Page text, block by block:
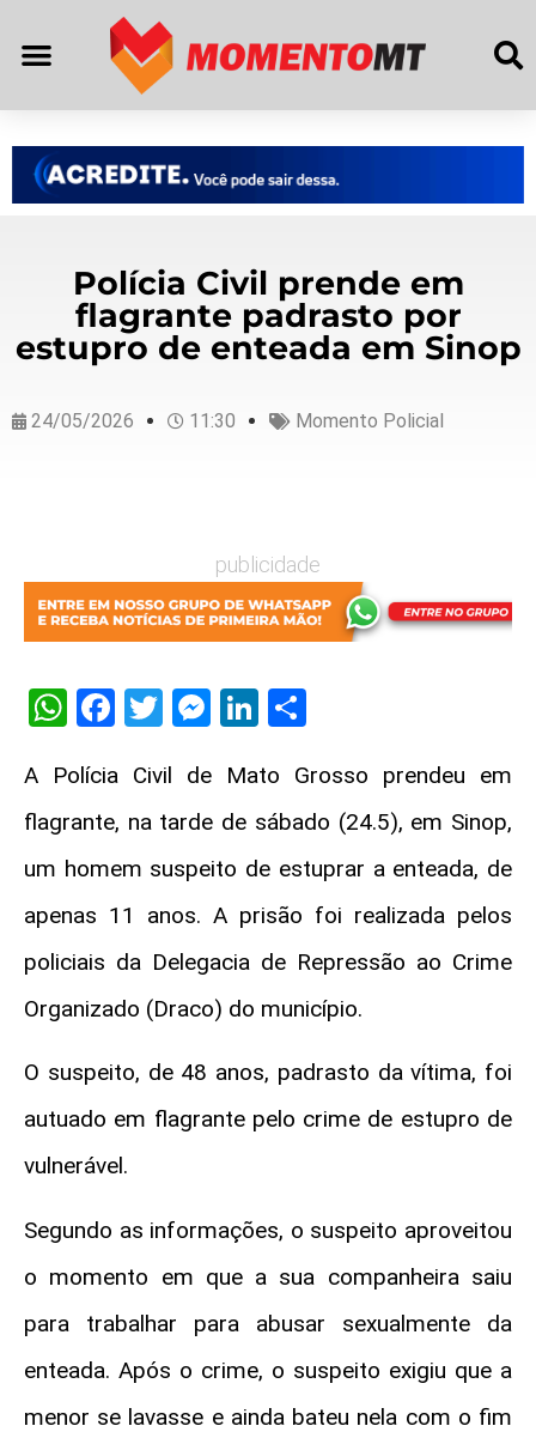
Polícia Civil prende em
flagrante padrasto por
estupro de enteada em Sinop
24/05/2026 11:30 Momento Policial
publicidade
WhatsApp
Facebook
Twitter
Messenger
LinkedIn
A Polícia Civil de Mato Grosso prendeu em
flagrante, na tarde de sábado (24.5), em Sinop,
um homem suspeito de estuprar a enteada, de
apenas 11 anos. A prisão foi realizada pelos
policiais da Delegacia de Repressão ao Crime
Organizado (Draco) do município.
O suspeito, de 48 anos, padrasto da vítima, foi
autuado em flagrante pelo crime de estupro de
vulnerável.
Segundo as informações, o suspeito aproveitou
o momento em que a sua companheira saiu
para trabalhar para abusar sexualmente da
enteada. Após o crime, o suspeito exigiu que a
menor se lavasse e ainda bateu nela com o fim